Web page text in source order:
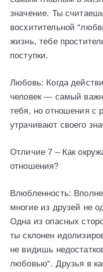
значение. Ты
восхитительной
жизнь, тебе
поступки.
Любовь: Когда
человек — самый
тебя, но отношения с
утрачивают своего
Отличие 7 – Как
отношения?
Влюбленность:
многие из друзей не
Одна из опасных
ты склонен
не видишь
любовью“. Друзья в